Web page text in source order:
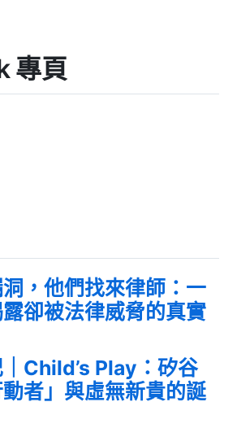
專頁
，他們找來律師：一
卻被法律威脅的真實
Child’s Play：矽谷
動者」與虛無新貴的誕